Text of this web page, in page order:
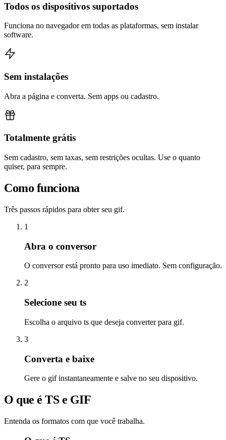
Todos os dispositivos suportados
Funciona no navegador em todas as plataformas, sem instalar
software.
Sem instalações
Abra a página e converta. Sem apps ou cadastro.
Totalmente grátis
Sem cadastro, sem taxas, sem restrições ocultas. Use o quanto
quiser, para sempre.
Como funciona
Três passos rápidos para obter seu gif.
1
Abra o conversor
O conversor está pronto para uso imediato. Sem configuração.
2
Selecione seu ts
Escolha o arquivo ts que deseja converter para gif.
3
Converta e baixe
Gere o gif instantaneamente e salve no seu dispositivo.
O que é TS e GIF
Entenda os formatos com que você trabalha.